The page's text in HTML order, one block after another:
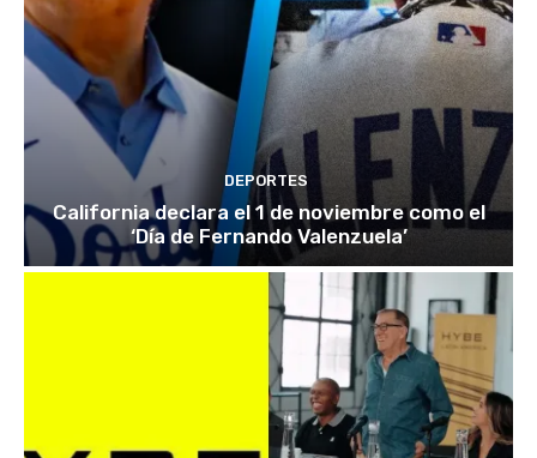
DEPORTES
California declara el 1 de noviembre como el
‘Día de Fernando Valenzuela’